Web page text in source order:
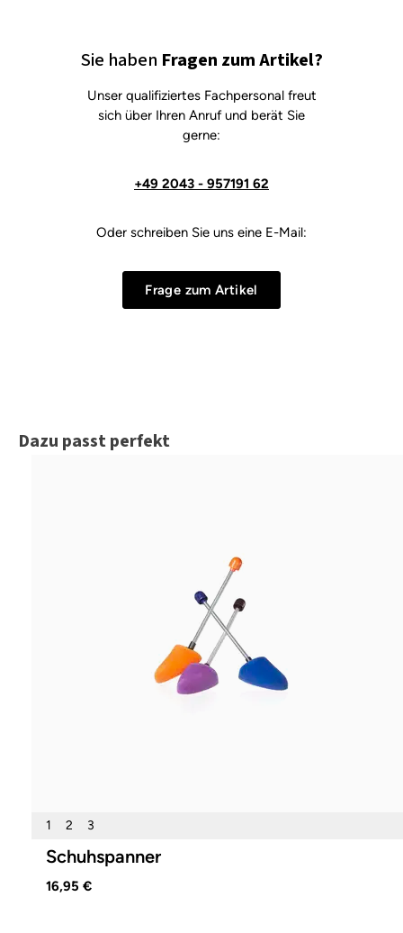
Sie haben Fragen zum Artikel?
Unser qualifiziertes Fachpersonal freut
sich über Ihren Anruf und berät Sie
gerne:
+49 2043 - 957191 62
Oder schreiben Sie uns eine E-Mail:
Frage zum Artikel
Produktgalerie überspringen
Dazu passt perfekt
1 2 3
Schuhspanner
16,95 €